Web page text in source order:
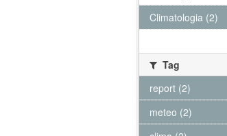
Climatologia (2)
Tag
report (2)
meteo (2)